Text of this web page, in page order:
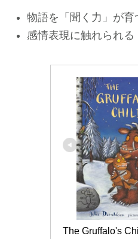
物語を「聞く力」が育
感情表現に触れられる
The Gruffalo's